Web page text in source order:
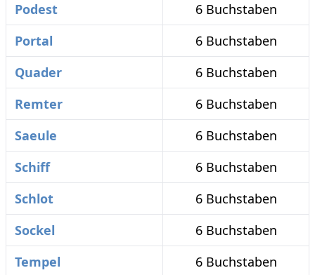
Podest
6 Buchstaben
Portal
6 Buchstaben
Quader
6 Buchstaben
Remter
6 Buchstaben
Saeule
6 Buchstaben
Schiff
6 Buchstaben
Schlot
6 Buchstaben
Sockel
6 Buchstaben
Tempel
6 Buchstaben